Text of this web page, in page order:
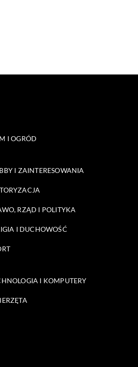
I OGRÓD
I ZAINTERESOWANIA
RZĄD I POLITYKA
I DUCHOWOŚĆ
I KOMPUTERY